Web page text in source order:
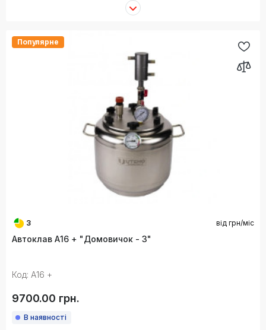
Популярне
3 від грн/міс
Автоклав А16 + "Домовичок - 3"
Код: А16 +
9700.00 грн.
В наявності